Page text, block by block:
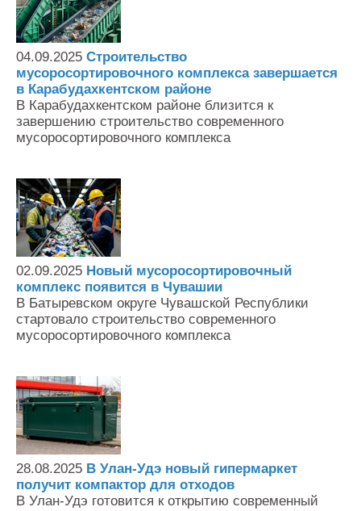
04.09.2025 Строительство
мусоросортировочного комплекса завершается
в Карабудахкентском районе
В Карабудахкентском районе близится к
завершению строительство современного
мусоросортировочного комплекса
02.09.2025 Новый мусоросортировочный
комплекс появится в Чувашии
В Батыревском округе Чувашской Республики
стартовало строительство современного
мусоросортировочного комплекса
28.08.2025 В Улан-Удэ новый гипермаркет
получит компактор для отходов
В Улан-Удэ готовится к открытию современный